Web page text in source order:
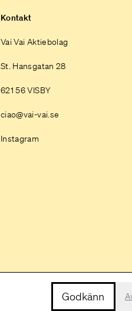
Godkänn
Kontakt
Vai Vai Aktiebolag
St. Hansgatan 28
621 56 VISBY
ciao@vai-vai.se
Instagram